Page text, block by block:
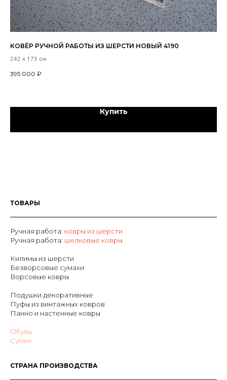
КОВЁР РУЧНОЙ РАБОТЫ ИЗ ШЕРСТИ НОВЫЙ 4190
242 х 173 см
395 000 ₽
Купить
ТОВАРЫ
Ручная работа: ковры из шерсти
Ручная работа: шелковые ковры
Килимы из шерсти
Безворсовые сумахи
Ворсовые ковры
Подушки декоративные
Пуфы из винтажных ковров
Панно и настенные ковры
Обувь
Сумки
СТРАНА ПРОИЗВОДСТВА